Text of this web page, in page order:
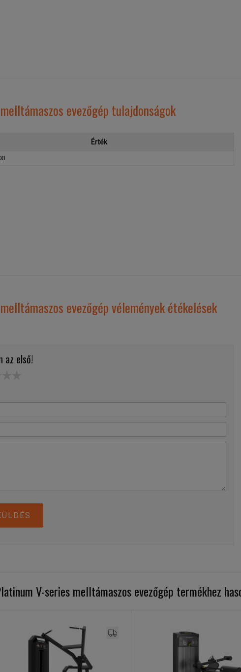
evezőgép tulajdonságok
Érték
evezőgép vélemények étékelések
az első!
V-series melltámaszos evezőgép termékhez